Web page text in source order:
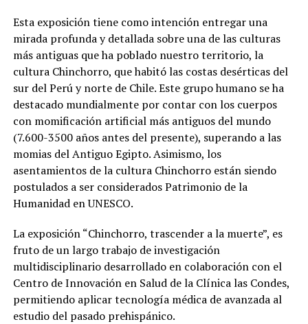
Esta exposición tiene como intención entregar una
mirada profunda y detallada sobre una de las culturas
más antiguas que ha poblado nuestro territorio, la
cultura Chinchorro, que habitó las costas desérticas del
sur del Perú y norte de Chile. Este grupo humano se ha
destacado mundialmente por contar con los cuerpos
con momificación artificial más antiguos del mundo
(7.600-3500 años antes del presente), superando a las
momias del Antiguo Egipto. Asimismo, los
asentamientos de la cultura Chinchorro están siendo
postulados a ser considerados Patrimonio de la
Humanidad en UNESCO.
La exposición “Chinchorro, trascender a la muerte”, es
fruto de un largo trabajo de investigación
multidisciplinario desarrollado en colaboración con el
Centro de Innovación en Salud de la Clínica las Condes,
permitiendo aplicar tecnología médica de avanzada al
estudio del pasado prehispánico.